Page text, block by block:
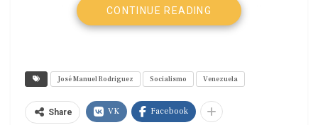
más relativas, esas que promueven el liberalismo,
los partidos de gobierno hacen el aguaje de
potencial apoyo o rechazo que pudieran tener
entre sus propios electores.
CONTINUE READING
José Manuel Rodriguez Socialismo Venezuela
Share VK Facebook